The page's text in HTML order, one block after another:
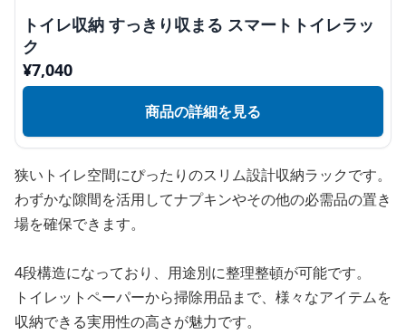
トイレ収納 すっきり収まる スマートトイレラッ
ク
¥7,040
商品の詳細を見る
狭いトイレ空間にぴったりのスリム設計収納ラックです。
わずかな隙間を活用してナプキンやその他の必需品の置き
場を確保できます。
4段構造になっており、用途別に整理整頓が可能です。
トイレットペーパーから掃除用品まで、様々なアイテムを
収納できる実用性の高さが魅力です。